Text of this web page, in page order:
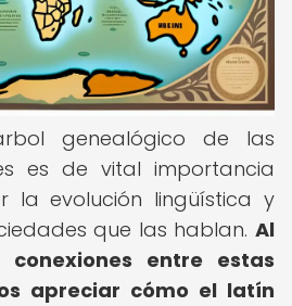
genealógico de las
es de vital importancia
la evolución lingüística y
que las hablan. Al
entre estas
apreciar cómo el latín